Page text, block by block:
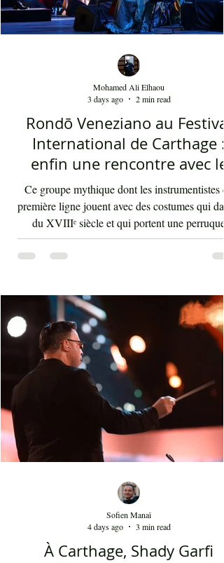
Rondō Veneziano au Festival
International de Carthage :
enfin une rencontre avec le
public tunisien
Ce groupe mythique dont les instrumentistes
première ligne jouent avec des costumes qui
planches du festival de Carthage. Dans les
gradins, dans un temps d'été très humide, les
présents sont le plus souvent des
qui sont venus se rappeler des années 80 et
90 où la culture italienne dominait le paysage
télévisuel tunisien. Conduit par l'énergique
d'orch
Mohamed Ali Elhaou
3 days ago
2 min read
Sofien Manaï